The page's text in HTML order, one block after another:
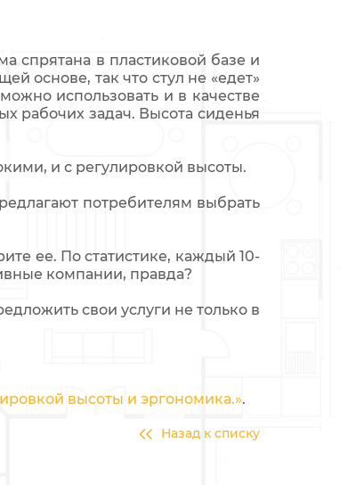
спрятана в пластиковой базе и
основе, так что стул не «едет»
использовать и в качестве
рабочих задач. Высота сиденья
и с регулировкой высоты.
потребителям выбрать
ее. По статистике, каждый 10-
компании, правда?
свои услуги не только в
высоты и эргономика.».
Назад к списку